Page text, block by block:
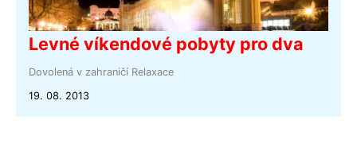
Levné víkendové pobyty pro dva
Dovolená v zahraničí Relaxace
19. 08. 2013